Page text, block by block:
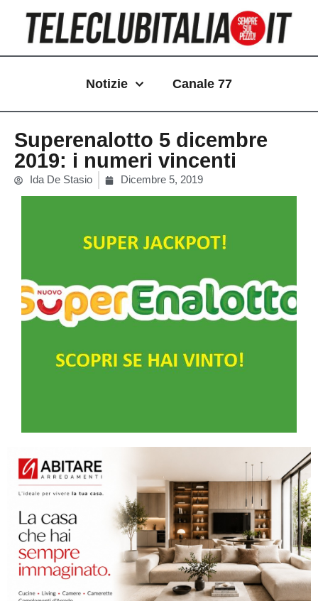
contenuto
Notizie Canale 77
Superenalotto 5 dicembre
2019: i numeri vincenti
Ida De Stasio Dicembre 5, 2019